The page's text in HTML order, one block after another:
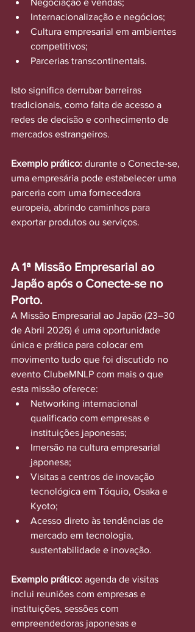
Negociação e vendas;
Internacionalização e negócios;
Cultura empresarial em ambientes
competitivos;
Parcerias transcontinentais.
Isto significa derrubar barreiras
tradicionais, como falta de acesso a
redes de decisão e conhecimento de
mercados estrangeiros.
Exemplo prático: durante o Conecte-se,
uma empresária pode estabelecer uma
parceria com uma fornecedora
europeia, abrindo caminhos para
exportar produtos ou serviços.
A 1ª Missão Empresarial ao
Japão após o Conecte-se no
Porto.
A Missão Empresarial ao Japão (23–30
de Abril 2026) é uma oportunidade
única e prática para colocar em
movimento tudo que foi discutido no
evento ClubeMNLP com mais o que
esta missão oferece:
Networking internacional
qualificado com empresas e
instituições japonesas;
Imersão na cultura empresarial
japonesa;
Visitas a centros de inovação
tecnológica em Tóquio, Osaka e
Kyoto;
Acesso direto às tendências de
mercado em tecnologia,
sustentabilidade e inovação.
Exemplo prático: agenda de visitas
inclui reuniões com empresas e
instituições, sessões com
empreendedoras japonesas e